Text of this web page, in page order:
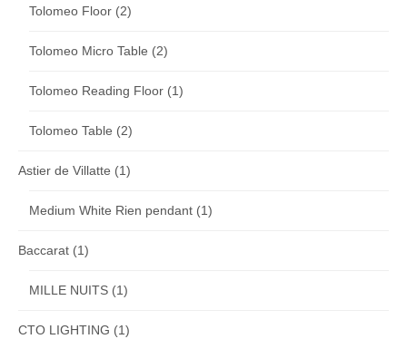
Tolomeo Floor (2)
Tolomeo Micro Table (2)
Tolomeo Reading Floor (1)
Tolomeo Table (2)
Astier de Villatte (1)
Medium White Rien pendant (1)
Baccarat (1)
MILLE NUITS (1)
CTO LIGHTING (1)